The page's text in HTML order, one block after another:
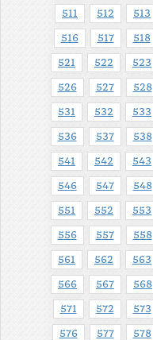
511 512 513
516 517 518
521 522 523
526 527 528
531 532 533
536 537 538
541 542 543
546 547 548
551 552 553
556 557 558
561 562 563
566 567 568
571 572 573
576 577 578